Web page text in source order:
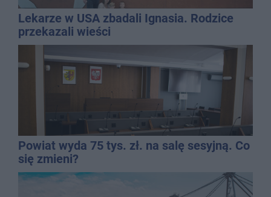
Lekarze w USA zbadali Ignasia. Rodzice
przekazali wieści
Powiat wyda 75 tys. zł. na salę sesyjną. Co
się zmieni?